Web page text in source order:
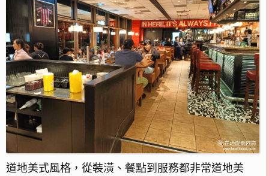
道地美式風格，從裝潢、餐點到服務都非常道地美